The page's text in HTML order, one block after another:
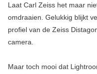
Laat Carl Zeiss het maar
omdraaien. Gelukkig blijkt
profiel van de Zeiss
camera.
Maar toch mooi dat